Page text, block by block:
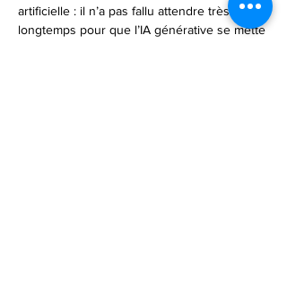
artificielle : il n’a pas fallu attendre très
longtemps pour que l’IA générative se mette